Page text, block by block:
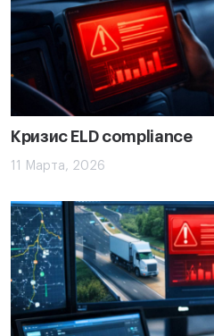
Кризис ELD compliance
11 Марта, 2026